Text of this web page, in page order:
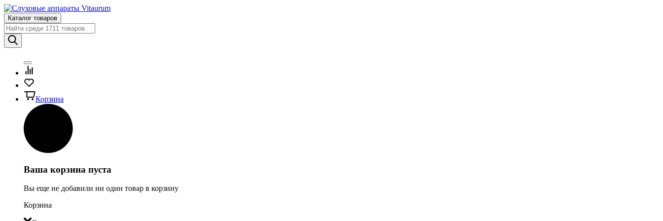
Каталог товаров
Корзина
Ваша корзина пуста
Вы еще не добавили ни один товар в корзину
Корзина